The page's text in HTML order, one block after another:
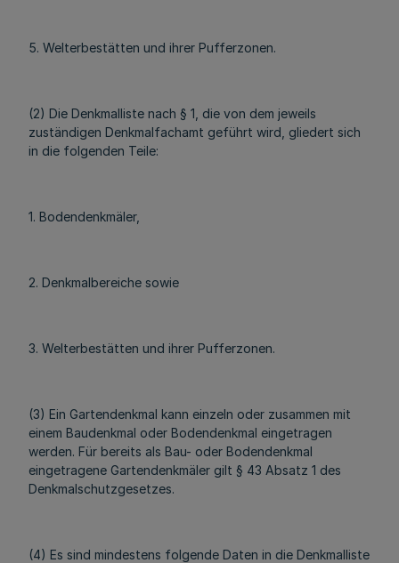
5. Welterbestätten und ihrer Pufferzonen.
(2) Die Denkmalliste nach § 1, die von dem jeweils
zuständigen Denkmalfachamt geführt wird, gliedert sich
in die folgenden Teile:
1. Bodendenkmäler,
2. Denkmalbereiche sowie
3. Welterbestätten und ihrer Pufferzonen.
(3) Ein Gartendenkmal kann einzeln oder zusammen mit
einem Baudenkmal oder Bodendenkmal eingetragen
werden. Für bereits als Bau- oder Bodendenkmal
eingetragene Gartendenkmäler gilt § 43 Absatz 1 des
Denkmalschutzgesetzes.
(4) Es sind mindestens folgende Daten in die Denkmalliste